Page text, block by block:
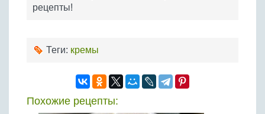
рецепты!
Теги: кремы
Похожие рецепты: